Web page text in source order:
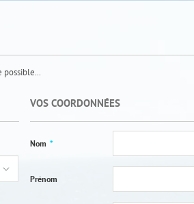
possible...
VOS COORDONNÉES
Nom *
Prénom